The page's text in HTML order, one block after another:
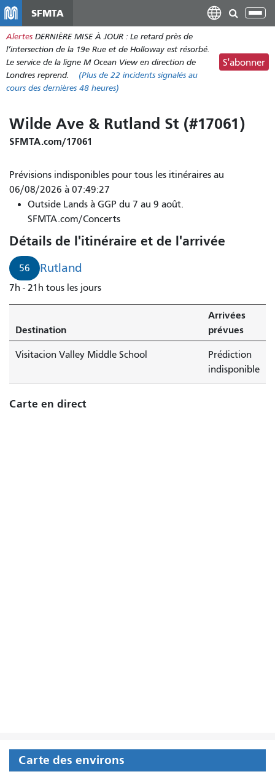
contenu
principal
SFMTA
Alertes DERNIÈRE MISE À JOUR : Le retard près de
l’intersection de la 19e Rue et de Holloway est résorbé.
Le service de la ligne M Ocean View en direction de
Londres reprend.
(Plus de 22 incidents signalés au
cours des dernières 48 heures)
S'abonner
Wilde Ave & Rutland St (#17061)
SFMTA.com/17061
Prévisions indisponibles pour tous les itinéraires au
06/08/2026 à 07:49:27
Outside Lands à GGP du 7 au 9 août.
SFMTA.com/Concerts
Détails de l'itinéraire et de l'arrivée
56 Rutland
7h - 21h tous les jours
Destination
Arrivées
prévues
Visitacion Valley Middle School
Prédiction
indisponible
Carte en direct
Carte des environs